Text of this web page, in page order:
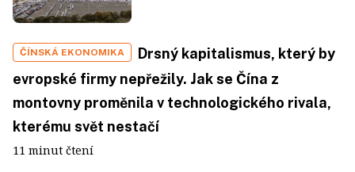
ČÍNSKÁ EKONOMIKA
Drsný kapitalismus, který by
evropské firmy nepřežily. Jak se Čína z
montovny proměnila v technologického rivala,
kterému svět nestačí
11 minut čtení